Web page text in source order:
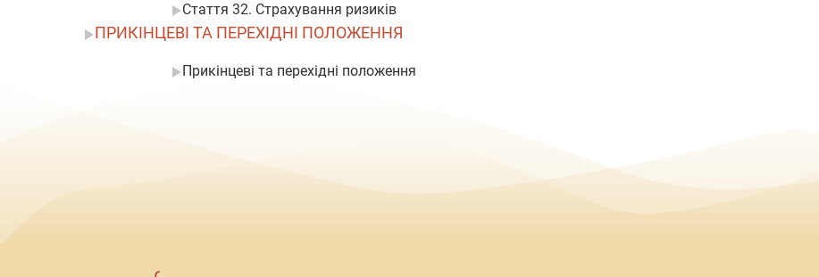
Стаття 32. Страхування ризиків
ПРИКІНЦЕВІ ТА ПЕРЕХІДНІ ПОЛОЖЕННЯ
Прикінцеві та перехідні положення